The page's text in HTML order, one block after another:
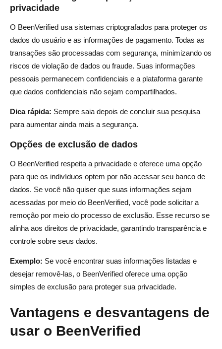
privacidade
O BeenVerified usa sistemas criptografados para proteger os
dados do usuário e as informações de pagamento. Todas as
transações são processadas com segurança, minimizando os
riscos de violação de dados ou fraude. Suas informações
pessoais permanecem confidenciais e a plataforma garante
que dados confidenciais não sejam compartilhados.
Dica rápida: Sempre saia depois de concluir sua pesquisa
para aumentar ainda mais a segurança.
Opções de exclusão de dados
O BeenVerified respeita a privacidade e oferece uma opção
para que os indivíduos optem por não acessar seu banco de
dados. Se você não quiser que suas informações sejam
acessadas por meio do BeenVerified, você pode solicitar a
remoção por meio do processo de exclusão. Esse recurso se
alinha aos direitos de privacidade, garantindo transparência e
controle sobre seus dados.
Exemplo: Se você encontrar suas informações listadas e
desejar removê-las, o BeenVerified oferece uma opção
simples de exclusão para proteger sua privacidade.
Vantagens e desvantagens de
usar o BeenVerified